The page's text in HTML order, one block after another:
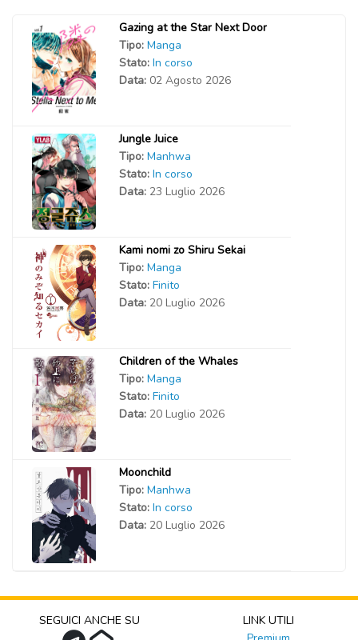
Gazing at the Star Next Door
Tipo: Manga
Stato: In corso
Data: 02 Agosto 2026
Jungle Juice
Tipo: Manhwa
Stato: In corso
Data: 23 Luglio 2026
Kami nomi zo Shiru Sekai
Tipo: Manga
Stato: Finito
Data: 20 Luglio 2026
Children of the Whales
Tipo: Manga
Stato: Finito
Data: 20 Luglio 2026
Moonchild
Tipo: Manhwa
Stato: In corso
Data: 20 Luglio 2026
SEGUICI ANCHE SU
LINK UTILI